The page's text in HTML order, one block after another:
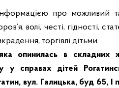
про можливий
волі, честі, гідності,
торгівлі дітьми.
опинилась в складних
справах дітей
вул. Галицька, буд 65, І